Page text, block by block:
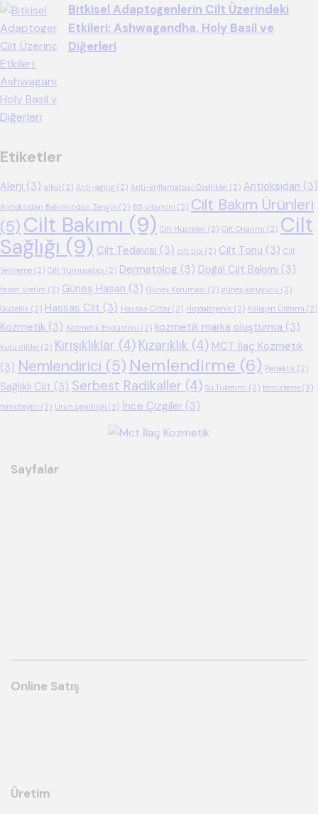
Bitkisel Adaptogenlerin Cilt Üzerindeki
Etkileri: Ashwagandha, Holy Basil ve
Diğerleri
Etiketler
Alerji (3) alkol (2) Anti-aging (2) Anti-enflamatuar Özellikler (2) Antioksidan (3)
Antioksidan Bakımından Zengin (2) B5 vitamini (2) Cilt Bakım Ürünleri
(5) Cilt Bakımı (9) Cilt Hücreleri (2) Cilt Onarımı (2) Cilt
Sağlığı (9) Cilt Tedavisi (3) cilt tipi (2) Cilt Tonu (3) Cilt
Yenileme (2) Cilt Yumuşatıcı (2) Dermatolog (3) Doğal Cilt Bakımı (3)
fason üretim (2) Güneş Hasarı (3) Güneş Koruması (2) güneş koruyucu (2)
Güzellik (2) Hassas Cilt (3) Hassas Ciltler (2) Hipoalerjenik (2) Kollajen Üretimi (2)
Kozmetik (3) Kozmetik Endüstrisi (2) kozmetik marka oluşturma (3)
kuru ciltler (2) Kırışıklıklar (4) Kızarıklık (4) MCT İlaç Kozmetik
(3) Nemlendirici (5) Nemlendirme (6) Parlaklık (2)
Sağlıklı Cilt (3) Serbest Radikaller (4) Su Tüketimi (2) temizleme (2)
temizleyici (2) Ürün çeşitliliği (2) İnce Çizgiler (3)
Sayfalar
Online Satış
Üretim